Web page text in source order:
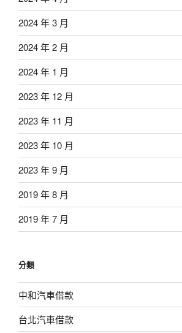
2024 年 3 月
2024 年 2 月
2024 年 1 月
2023 年 12 月
2023 年 11 月
2023 年 10 月
2023 年 9 月
2019 年 8 月
2019 年 7 月
分類
中和汽車借款
台北汽車借款